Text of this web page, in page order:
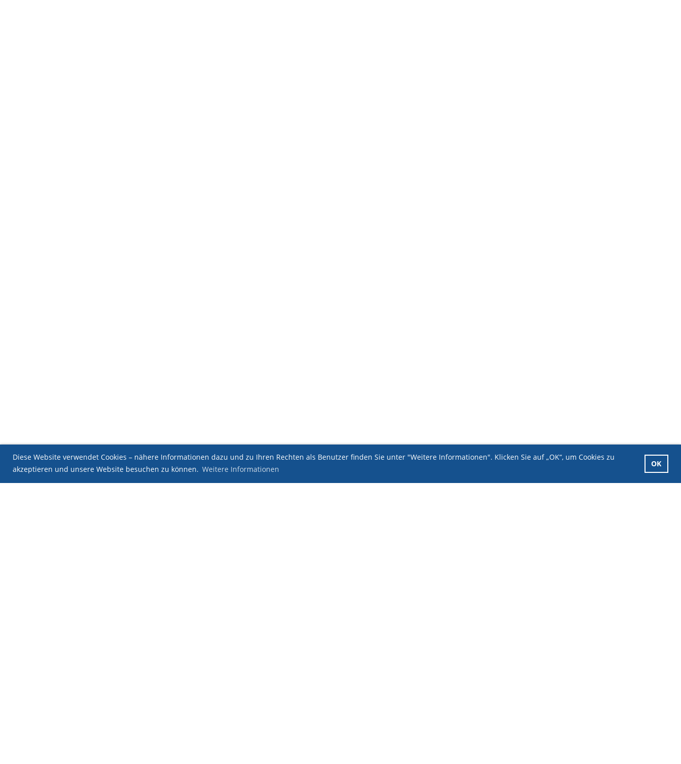
Diese Website verwendet Cookies – nähere Informationen dazu und zu Ihren Rechten als Benutzer finden Sie unter "Weitere Informationen". Klicken Sie auf „OK“, um Cookies zu
akzeptieren und unsere Website besuchen zu können. Weitere Informationen
OK